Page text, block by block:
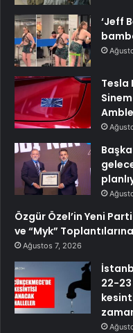
‘Jeff
Tesla
Özgür Özel’in Yeni
ve “Myk”
Ağustos 7, 2026
22-23